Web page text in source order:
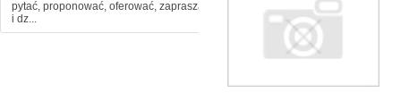
pytać, proponować, oferować, zapraszać
i dz...